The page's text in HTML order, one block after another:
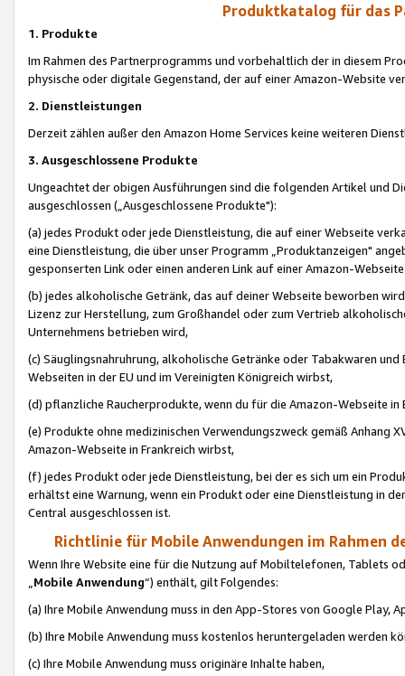
Produktkatalog für das
1. Produkte
Im Rahmen des Partnerprogramms und vorbehaltlich der in diesem
physische oder digitale Gegenstand, der auf einer Amazon-Website
2. Dienstleistungen
Derzeit zählen außer den Amazon Home Services keine weiteren
3. Ausgeschlossene Produkte
Ungeachtet der obigen Ausführungen sind die folgenden Artikel und
ausgeschlossen („Ausgeschlossene Produkte"):
(a) jedes Produkt oder jede Dienstleistung, die auf einer Webseite
eine Dienstleistung, die über unser Programm „Produktanzeigen"
gesponserten Link oder einen anderen Link auf einer Amazon-
(b) jedes alkoholische Getränk, das auf deiner Webseite beworben
Lizenz zur Herstellung, zum Großhandel oder zum Vertrieb
Unternehmens betrieben wird,
(c) Säuglingsnahruhrung, alkoholische Getränke oder Tabakwaren
Webseiten in der EU und im Vereinigten Königreich wirbst,
(d) pflanzliche Raucherprodukte, wenn du für die Amazon-Webseite in
(e) Produkte ohne medizinischen Verwendungszweck gemäß Anhang
Amazon-Webseite in Frankreich wirbst,
(f) jedes Produkt oder jede Dienstleistung, bei der es sich um ein
erhältst eine Warnung, wenn ein Produkt oder eine Dienstleistung in
Central ausgeschlossen ist.
Richtlinie für Mobile Anwendungen im Rahmen
Wenn Ihre Website eine für die Nutzung auf Mobiltelefonen, Tablets
„Mobile Anwendung“) enthält, gilt Folgendes:
(a) Ihre Mobile Anwendung muss in den App-Stores von Google Play,
(b) Ihre Mobile Anwendung muss kostenlos heruntergeladen werden
(c) Ihre Mobile Anwendung muss originäre Inhalte haben,